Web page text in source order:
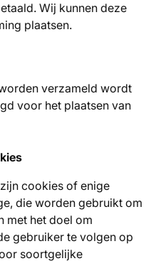
Wij kunnen deze
plaatsen.
verzameld wordt
voor het plaatsen van
cookies of enige
die worden gebruikt om
met het doel om
gebruiker te volgen op
soortgelijke